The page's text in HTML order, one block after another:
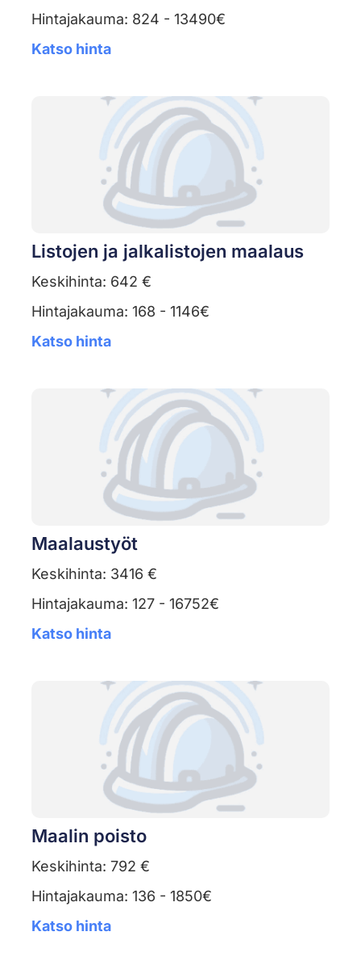
Hintajakauma: 824 - 13490€
Katso hinta
Listojen ja jalkalistojen maalaus
Keskihinta: 642 €
Hintajakauma: 168 - 1146€
Katso hinta
Maalaustyöt
Keskihinta: 3416 €
Hintajakauma: 127 - 16752€
Katso hinta
Maalin poisto
Keskihinta: 792 €
Hintajakauma: 136 - 1850€
Katso hinta